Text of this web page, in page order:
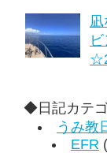
◆日記カテ
うみ教
EFR